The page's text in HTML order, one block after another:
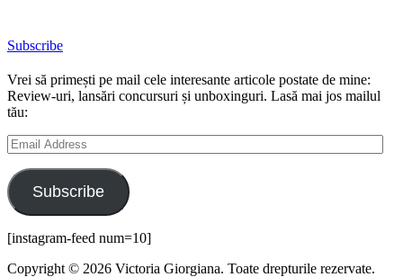
Subscribe
Vrei să primești pe mail cele interesante articole postate de mine:
Review-uri, lansări concursuri și unboxinguri. Lasă mai jos mailul
tău:
Email
Address
Subscribe
[instagram-feed num=10]
Copyright © 2026 Victoria Giorgiana. Toate drepturile rezervate.